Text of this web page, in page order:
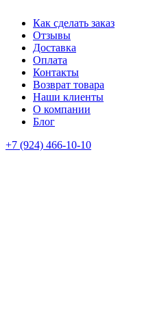
Как сделать заказ
Отзывы
Доставка
Оплата
Контакты
Возврат товара
Наши клиенты
О компании
Блог
+7 (924) 466-10-10